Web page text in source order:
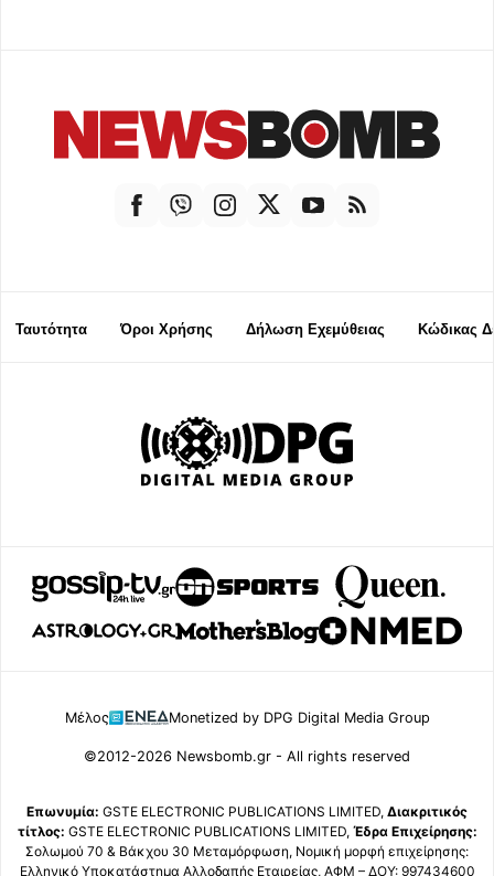
Ταυτότητα Όροι Χρήσης Δήλωση Εχεμύθειας Κώδικας
Μέλος Monetized by DPG Digital Media Group
©2012-2026 Newsbomb.gr - All rights reserved
Επωνυμία: GSTE ELECTRONIC PUBLICATIONS LIMITED, Διακριτικός
τίτλος: GSTE ELECTRONIC PUBLICATIONS LIMITED, Έδρα Επιχείρησης:
Σολωμού 70 & Βάκχου 30 Μεταμόρφωση, Νομική μορφή επιχείρησης:
Ελληνικό Υποκατάστημα Αλλοδαπής Εταιρείας, ΑΦΜ – ΔΟΥ: 997434600